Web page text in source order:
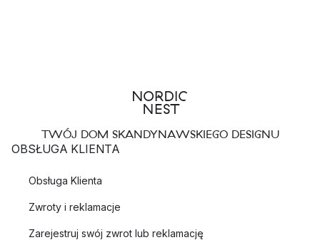
TWÓJ DOM SKANDYNAWSKIEGO DESIGNU
OBSŁUGA KLIENTA
Obsługa Klienta
Zwroty i reklamacje
Zarejestruj swój zwrot lub reklamację